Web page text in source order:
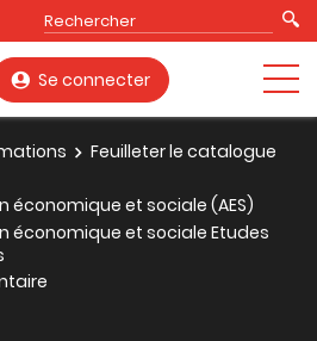
Se connecter
Feuilleter le catalogue
économique et sociale (AES)
économique et sociale Etudes